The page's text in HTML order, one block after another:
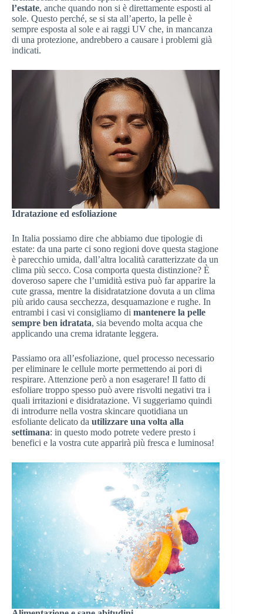
l’estate, anche quando non si è direttamente esposti al
sole. Questo perché, se si sta all’aperto, la pelle è
sempre esposta al sole e ai raggi UV che, in mancanza
di una protezione, andrebbero a causare i problemi già
indicati.
Idratazione ed esfoliazione
In Italia possiamo dire che abbiamo due tipologie di
estate: da una parte ci sono regioni dove questa stagione
è parecchio umida, dall’altra località caratterizzate da un
clima più secco. Cosa comporta questa distinzione? È
doveroso sapere che l’umidità estiva può far apparire la
cute grassa, mentre la disidratatzione dovuta a un clima
più arido causa secchezza, desquamazione e rughe. In
entrambi i casi vi consigliamo di mantenere la pelle
sempre ben idratata, sia bevendo molta acqua che
applicando una crema idratante leggera.
Passiamo ora all’esfoliazione, quel processo necessario
per eliminare le cellule morte permettendo ai pori di
respirare. Attenzione però a non esagerare! Il fatto di
esfoliare troppo spesso può avere risvolti negativi tra i
quali irritazioni e disidratazione. Vi suggeriamo quindi
di introdurre nella vostra skincare quotidiana un
esfoliante delicato da utilizzare una volta alla
settimana: in questo modo potrete vedere presto i
benefici e la vostra cute apparirà più fresca e luminosa!